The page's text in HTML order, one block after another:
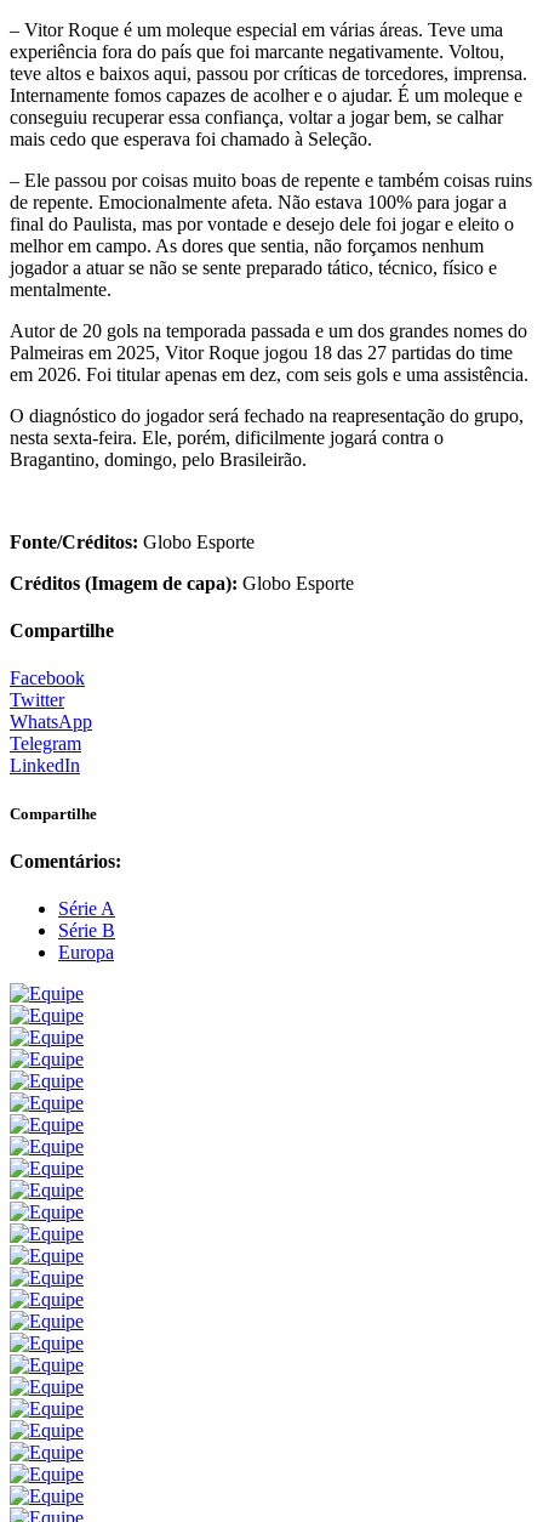
– Vitor Roque é um moleque especial em várias áreas. Teve uma
experiência fora do país que foi marcante negativamente. Voltou,
teve altos e baixos aqui, passou por críticas de torcedores, imprensa.
Internamente fomos capazes de acolher e o ajudar. É um moleque e
conseguiu recuperar essa confiança, voltar a jogar bem, se calhar
mais cedo que esperava foi chamado à Seleção.
– Ele passou por coisas muito boas de repente e também coisas ruins
de repente. Emocionalmente afeta. Não estava 100% para jogar a
final do Paulista, mas por vontade e desejo dele foi jogar e eleito o
melhor em campo. As dores que sentia, não forçamos nenhum
jogador a atuar se não se sente preparado tático, técnico, físico e
mentalmente.
Autor de 20 gols na temporada passada e um dos grandes nomes do
Palmeiras em 2025, Vitor Roque jogou 18 das 27 partidas do time
em 2026. Foi titular apenas em dez, com seis gols e uma assistência.
O diagnóstico do jogador será fechado na reapresentação do grupo,
nesta sexta-feira. Ele, porém, dificilmente jogará contra o
Bragantino, domingo, pelo Brasileirão.
Fonte/Créditos: Globo Esporte
Créditos (Imagem de capa): Globo Esporte
Compartilhe
Facebook
Twitter
WhatsApp
Telegram
LinkedIn
Compartilhe
Comentários:
Série A
Série B
Europa